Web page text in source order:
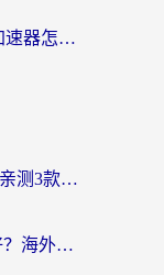
海外党必看：免费使命召唤OL加速器怎么选？3个国服游戏加速痛点一次性解决
雷神手游和海归好用吗？海外党亲测3款热门回国加速器+番茄加速器深度体验
Malus好用吗？和ChickCN哪个好？海外党亲测：选对回国加速器，追剧游戏不卡顿